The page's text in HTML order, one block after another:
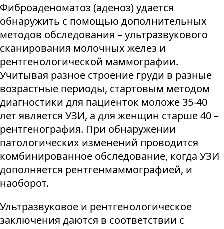
Фиброаденоматоз (аденоз) удается
обнаружить с помощью дополнительных
методов обследования – ультразвукового
сканирования молочных желез и
рентгенологической маммографии.
Учитывая разное строение груди в разные
возрастные периоды, стартовым методом
диагностики для пациенток моложе 35-40
лет является УЗИ, а для женщин старше 40 –
рентгенография. При обнаружении
патологических изменений проводится
комбинированное обследование, когда УЗИ
дополняется рентгенмаммографией, и
наоборот.
Ультразвуковое и рентгенологическое
заключения даются в соответствии с